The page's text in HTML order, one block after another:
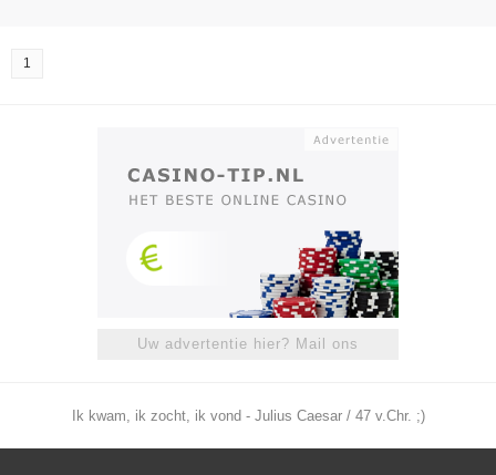
1
Uw advertentie hier? Mail ons
Ik kwam, ik zocht, ik vond - Julius Caesar / 47 v.Chr. ;)